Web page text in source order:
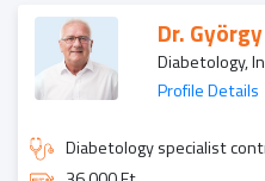
Dr.
Diabetology,
Profile Details
Diabetology specialist